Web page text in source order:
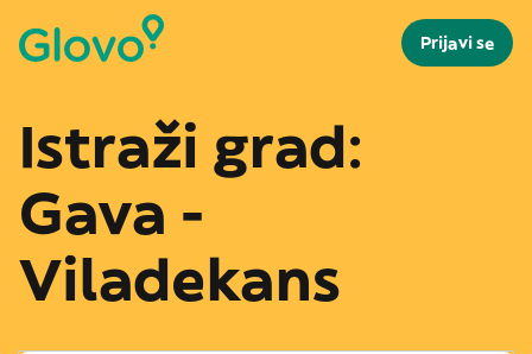
Prijavi se
Istraži grad:
Gava -
Viladekans